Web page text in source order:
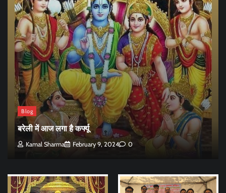
Blog
बरेली में आज लगा है कर्फ्यू
Kamal Sharma February 9, 2024 0